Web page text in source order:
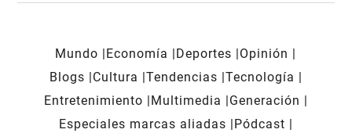
Mundo Economía Deportes
Opinión
Blogs
Cultura Tendencias Tecnología
Entretenimiento
Multimedia
Generación
Especiales marcas aliadas
Pódcast